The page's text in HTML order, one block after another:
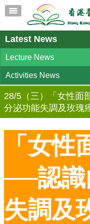
Latest News
Lecture News
Activities News
28/5（三）「女性面
分泌功能失調及玫瑰
「女
──認識
失調及